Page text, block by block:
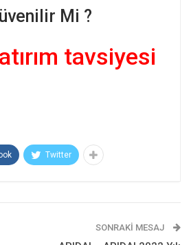
Mi ?
tavsiyesi
Twitter
SONRAKI MESAJ